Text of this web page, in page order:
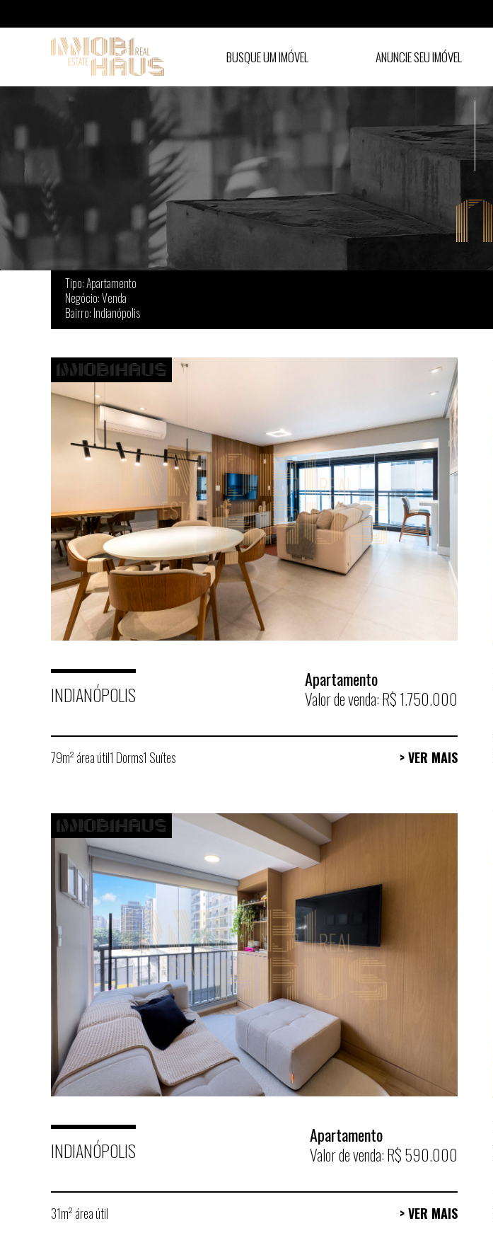
BUSQUE UM IMÓVEL ANUNCIE SEU IMÓVEL
Apartamento à venda em Indianópolis - São Paulo pág. 2
Tipo: Apartamento
Negócio: Venda
Bairro: Indianópolis
INDIANÓPOLIS
Apartamento
Valor de venda: R$ 1.750.000
79m² área útil1 Dorms1 Suítes > VER MAIS
INDIANÓPOLIS
Apartamento
Valor de venda: R$ 590.000
31m² área útil > VER MAIS